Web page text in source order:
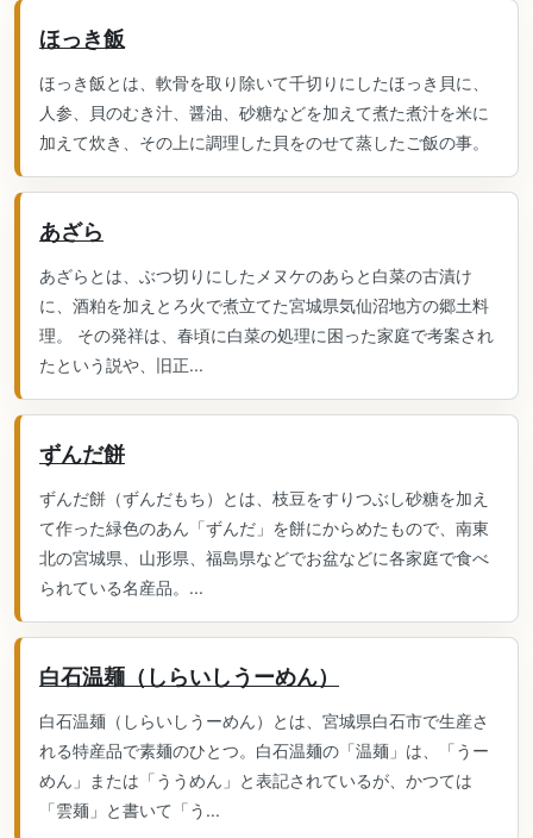
ほっき飯
ほっき飯とは、軟骨を取り除いて千切りにしたほっき貝に、
人参、貝のむき汁、醤油、砂糖などを加えて煮た煮汁を米に
加えて炊き、その上に調理した貝をのせて蒸したご飯の事。
あざら
あざらとは、ぶつ切りにしたメヌケのあらと白菜の古漬け
に、酒粕を加えとろ火で煮立てた宮城県気仙沼地方の郷土料
理。 その発祥は、春頃に白菜の処理に困った家庭で考案され
たという説や、旧正...
ずんだ餅
ずんだ餅（ずんだもち）とは、枝豆をすりつぶし砂糖を加え
て作った緑色のあん「ずんだ」を餅にからめたもので、南東
北の宮城県、山形県、福島県などでお盆などに各家庭で食べ
られている名産品。...
白石温麺（しらいしうーめん）
白石温麺（しらいしうーめん）とは、宮城県白石市で生産さ
れる特産品で素麺のひとつ。白石温麺の「温麺」は、「うー
めん」または「ううめん」と表記されているが、かつては
「雲麺」と書いて「う...